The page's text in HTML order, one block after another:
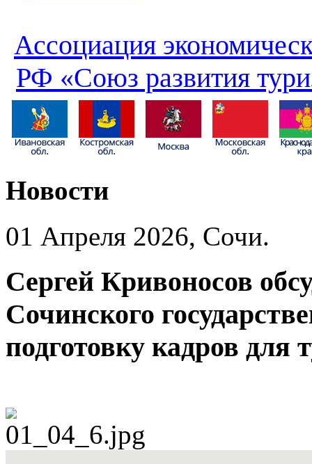
Ассоциация
РФ «Союз развития
Новости
01 Апреля 2026, Сочи.
Сергей Кривоносов
Сочинского
подготовку кадров для